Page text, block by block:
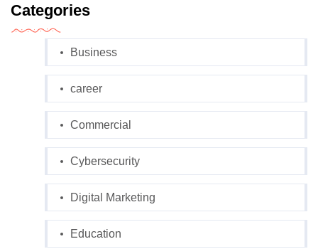
Categories
Business
career
Commercial
Cybersecurity
Digital Marketing
Education